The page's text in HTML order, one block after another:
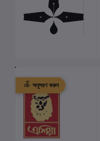
অনুসরণ করুন